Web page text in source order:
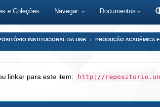
e Coleções Navegar Documentos
INSTITUCIONAL DA UNB PRODUÇÃO ACADÊMICA
linkar para este item: http://